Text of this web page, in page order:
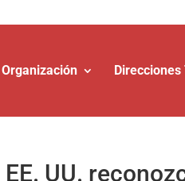
Organización
UU.